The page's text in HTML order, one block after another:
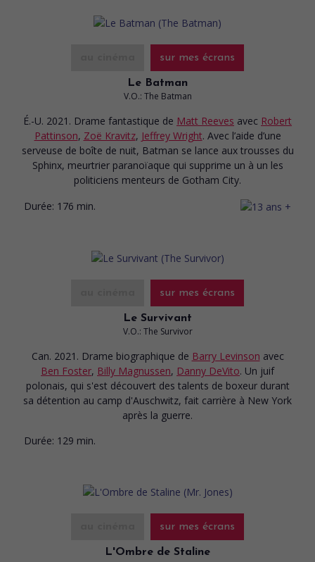
sur mes écrans
Le Batman
V.O.: The Batman
É.-U. 2021. Drame fantastique de Matt Reeves avec Robert
Pattinson, Zoë Kravitz, Jeffrey Wright. Avec l’aide d’une
serveuse de boîte de nuit, Batman se lance aux trousses du
Sphinx, meurtrier paranoïaque qui supprime un à un les
politiciens menteurs de Gotham City.
Durée: 176 min.
sur mes écrans
Le Survivant
V.O.: The Survivor
Can. 2021. Drame biographique de Barry Levinson avec
Ben Foster, Billy Magnussen, Danny DeVito. Un juif
polonais, qui s'est découvert des talents de boxeur durant
sa détention au camp d'Auschwitz, fait carrière à New York
après la guerre.
Durée: 129 min.
sur mes écrans
L'Ombre de Staline